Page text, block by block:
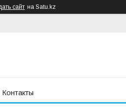
сайт на Satu.kz
Контакты